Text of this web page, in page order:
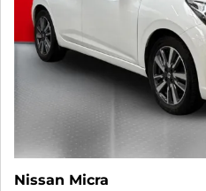
Nissan Micra